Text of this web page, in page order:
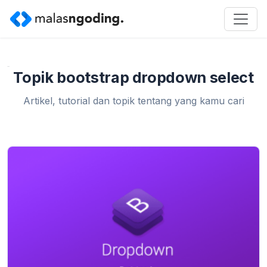
Topik bootstrap dropdown select
Artikel, tutorial dan topik tentang yang kamu cari